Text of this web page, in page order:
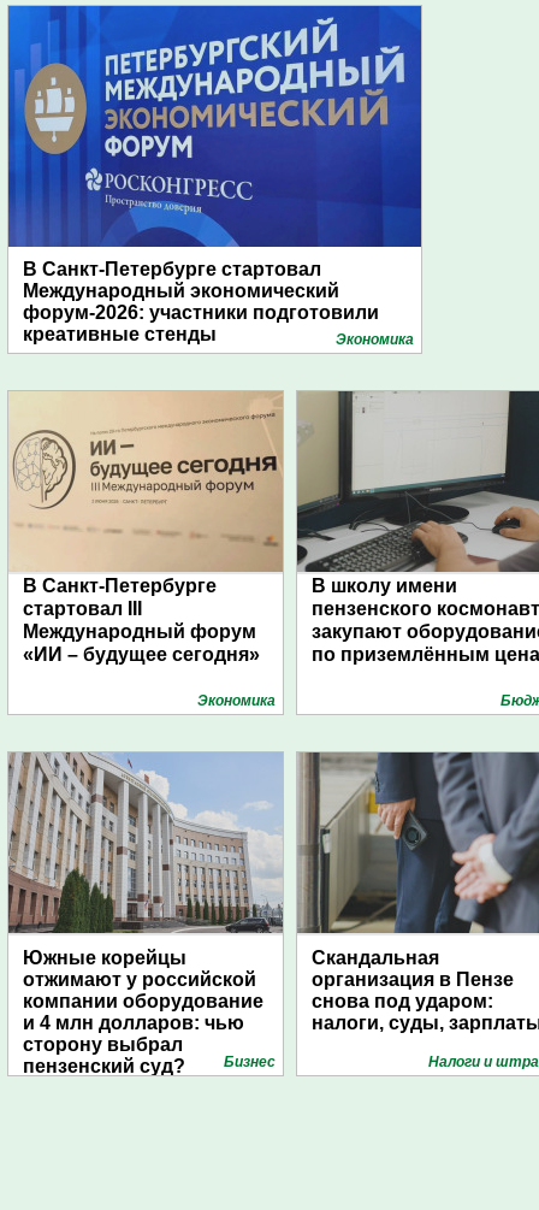
В Санкт-Петербурге стартовал
Международный экономический
форум-2026: участники подготовили
креативные стенды
Экономика
В Санкт-Петербурге
стартовал III
Международный форум
«ИИ – будущее сегодня»
Экономика
В школу имени
пензенского
закупают
по приземлённым
Южные корейцы
отжимают у российской
компании оборудование
и 4 млн долларов: чью
сторону выбрал
пензенский суд?
Бизнес
Скандальная
организация в Пензе
снова под ударом:
налоги, суды,
Налоги и